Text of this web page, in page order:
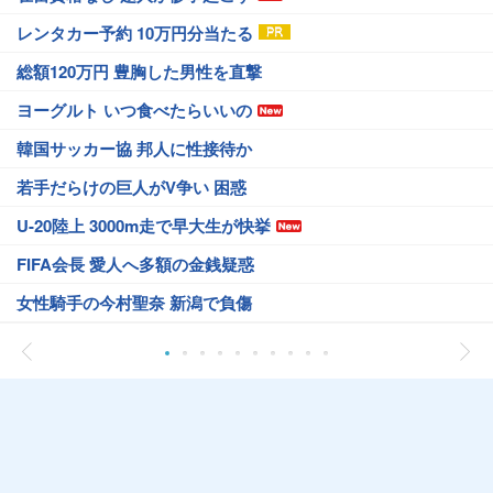
レンタカー予約 10万円分当たる
総額120万円 豊胸した男性を直撃
ヨーグルト いつ食べたらいいの
韓国サッカー協 邦人に性接待か
若手だらけの巨人がV争い 困惑
U-20陸上 3000m走で早大生が快挙
FIFA会長 愛人へ多額の金銭疑惑
女性騎手の今村聖奈 新潟で負傷